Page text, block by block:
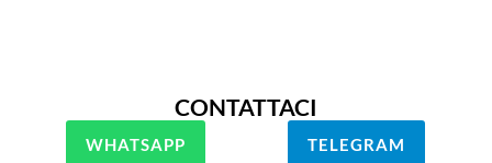
CONTATTACI
WHATSAPP TELEGRAM